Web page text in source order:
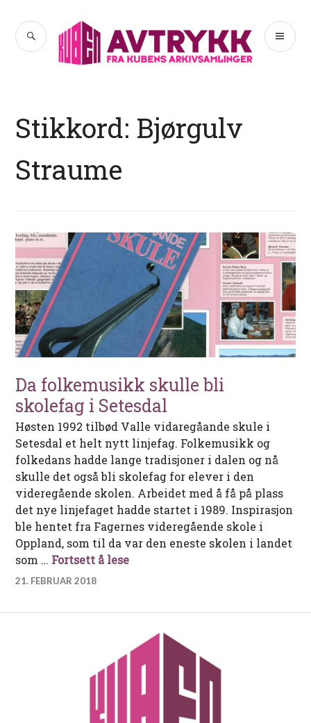
innhold
Avtrykk
SØK
Stikkord: Bjørgulv
Straume
Da folkemusikk skulle bli
skolefag i Setesdal
Høsten 1992 tilbød Valle vidaregåande skule i
Setesdal et helt nytt linjefag. Folkemusikk og
folkedans hadde lange tradisjoner i dalen og nå
skulle det også bli skolefag for elever i den
videregående skolen. Arbeidet med å få på plass
det nye linjefaget hadde startet i 1989. Inspirasjon
ble hentet fra Fagernes videregående skole i
Oppland, som til da var den eneste skolen i landet
som … Fortsett å leseDa folkemusikk skulle bli
21. FEBRUAR 2018